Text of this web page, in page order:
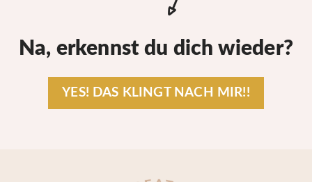
Na, erkennst du dich wieder?
YES! DAS KLINGT NACH MIR!!